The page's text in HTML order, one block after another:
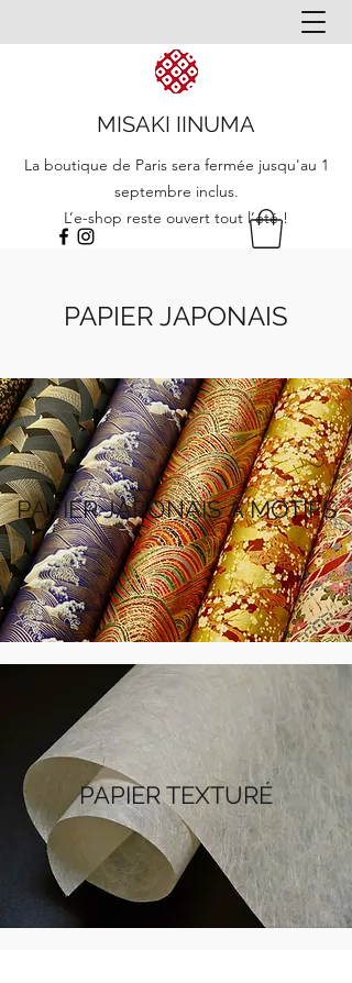
MISAKI IINUMA
La boutique de Paris sera fermée jusqu'au 1
septembre inclus.
L’e-shop reste ouvert tout l’été !
PAPIER JAPONAIS
PAPIER JAPONAISÀ MOTIFS
PAPIER TEXTURÉ